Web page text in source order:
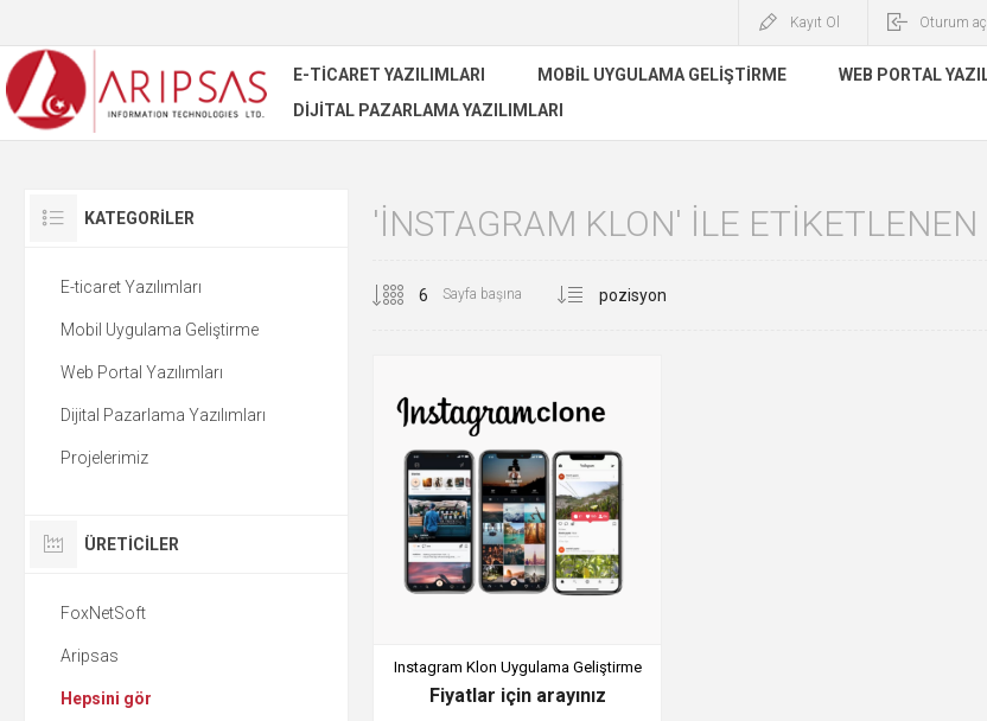
Kayıt Ol Oturum aç
E-TICARET YAZILIMLARI MOBIL UYGULAMA GELIŞTIRME
WEB PORTAL
DIJITAL PAZARLAMA YAZILIMLARI
'INSTAGRAM KLON' ILE ETIKETLENEN
Sayfa başına
Instagram Klon Uygulama Geliştirme
Fiyatlar için arayınız
KATEGORILER
E-ticaret Yazılımları
Mobil Uygulama Geliştirme
Web Portal Yazılımları
Dijital Pazarlama Yazılımları
Projelerimiz
ÜRETICILER
FoxNetSoft
Aripsas
Hepsini gör